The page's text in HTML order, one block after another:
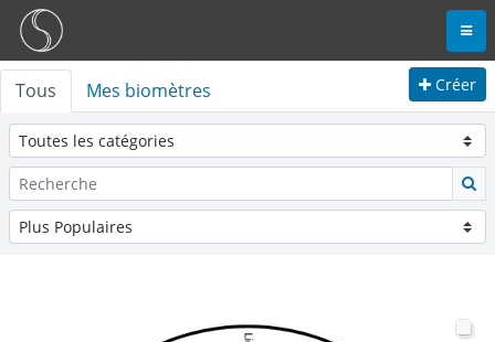
Tous Mes biomètres Créer